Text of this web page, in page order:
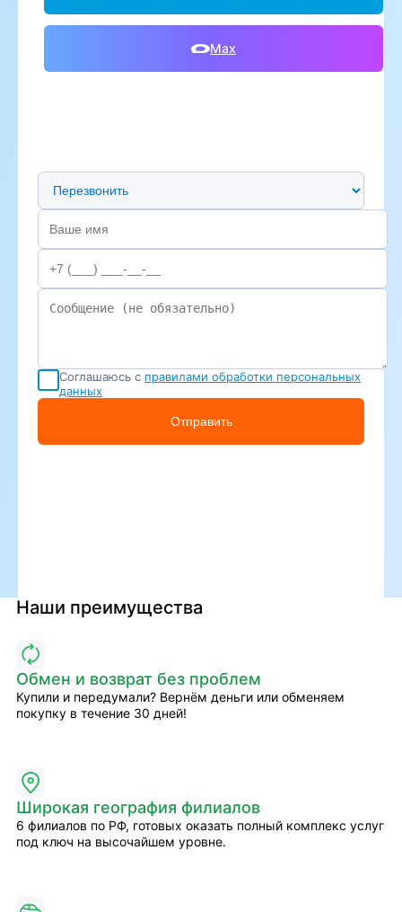
Max
Предпочтительный способ связи
Соглашаюсь с правилами обработки персональных
данных
Отправить
Наши преимущества
Обмен и возврат без проблем
Купили и передумали? Вернём деньги или обменяем
покупку в течение 30 дней!
Широкая география филиалов
6 филиалов по РФ, готовых оказать полный комплекс услуг
под ключ на высочайшем уровне.